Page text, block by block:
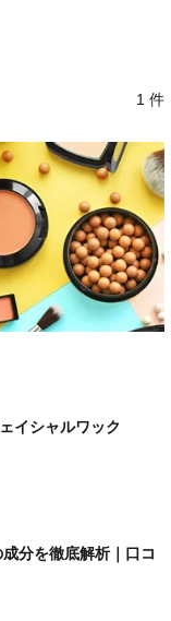
1 件
イシャルワック
分を徹底解析｜口コ